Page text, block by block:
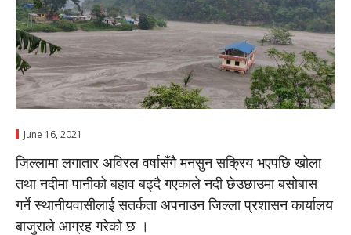
June 16, 2021
जिल्लामा लगातार अविरल वर्षासँगै मनसुन सक्रिय भएपछि खोला
तथा नदीमा पानीको बहाव बढ्दै गएकाले नदी छेउछाउमा बसोबास
गर्ने स्थानीयवासीलाई सतर्कता अपनाउन जिल्ला प्रशासन कार्यालय
बाजुराले आग्रह गरेको छ ।